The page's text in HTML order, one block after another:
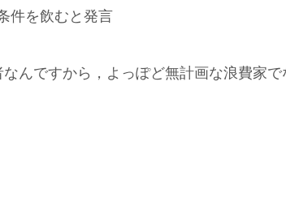
件を飲むと発言
んですから，よっぽど無計画な浪費家